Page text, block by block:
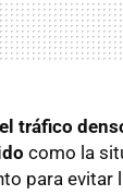
el tráfico
como la
para evitar